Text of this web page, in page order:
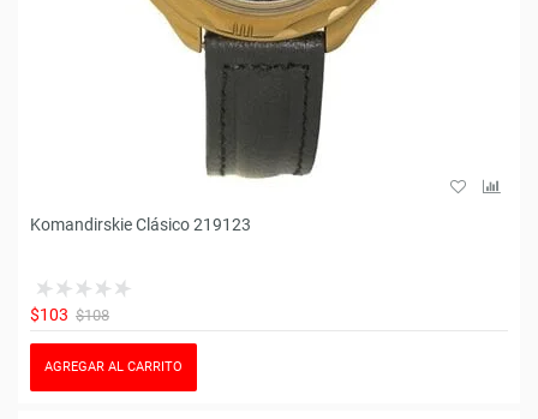
Komandirskie Clásico 219123
$103 $108
AGREGAR AL CARRITO